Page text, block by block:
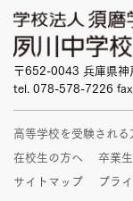
〒652-0043 兵庫県神
tel. 078-578-7226
高等学校を受験される
在校生の方へ
卒業
サイトマップ
プラ